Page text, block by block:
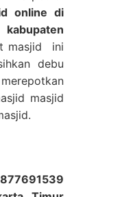
online di
masjid ini
debu
masjid